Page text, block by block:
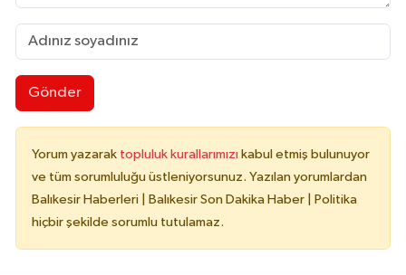
Gönder
Yorum yazarak topluluk kurallarımızı kabul etmiş bulunuyor
ve tüm sorumluluğu üstleniyorsunuz. Yazılan yorumlardan
Balıkesir Haberleri | Balıkesir Son Dakika Haber | Politika
hiçbir şekilde sorumlu tutulamaz.